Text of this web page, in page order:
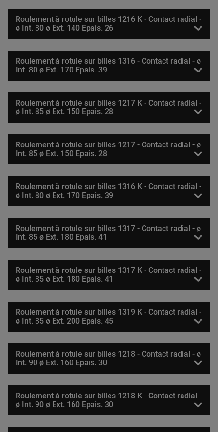
Roulement à rotule sur billes 1216 K - Contact radial -
ø Int. 80 ø Ext. 140 Epais. 26
Roulement à rotule sur billes 1316 - Contact radial - ø
Int. 80 ø Ext. 170 Epais. 39
Roulement à rotule sur billes 1217 K - Contact radial -
ø Int. 85 ø Ext. 150 Epais. 28
Roulement à rotule sur billes 1217 - Contact radial - ø
Int. 85 ø Ext. 150 Epais. 28
Roulement à rotule sur billes 1316 K - Contact radial -
ø Int. 80 ø Ext. 170 Epais. 39
Roulement à rotule sur billes 1317 - Contact radial - ø
Int. 85 ø Ext. 180 Epais. 41
Roulement à rotule sur billes 1317 K - Contact radial -
ø Int. 85 ø Ext. 180 Epais. 41
Roulement à rotule sur billes 1319 K - Contact radial -
ø Int. 85 ø Ext. 200 Epais. 45
Roulement à rotule sur billes 1218 - Contact radial - ø
Int. 90 ø Ext. 160 Epais. 30
Roulement à rotule sur billes 1218 K - Contact radial -
ø Int. 90 ø Ext. 160 Epais. 30